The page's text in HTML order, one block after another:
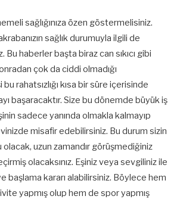
sağlığınıza özen göstermelisiniz.
sağlık durumuyla ilgili de
Bu haberler başta biraz can sıkıcı gibi
çok da ciddi olmadığı
bu rahatsızlığı kısa bir süre içerisinde
başaracaktır. Size bu dönemde büyük iş
sadece yanında olmakla kalmayıp
misafir edebilirsiniz. Bu durum sizin
olacak, uzun zamandır görüşmediğiniz
olacaksınız. Eşiniz veya sevgiliniz ile
başlama kararı alabilirsiniz. Böylece hem
yapmış olup hem de spor yapmış